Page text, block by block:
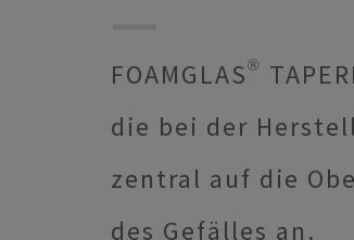
FOAMGLAS®
die bei der
zentral auf die
des Gefälles an.